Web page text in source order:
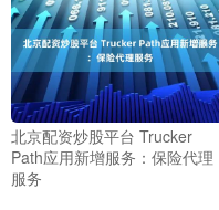
北京配资炒股平台 Trucker
Path应用新增服务：保险代理
服务